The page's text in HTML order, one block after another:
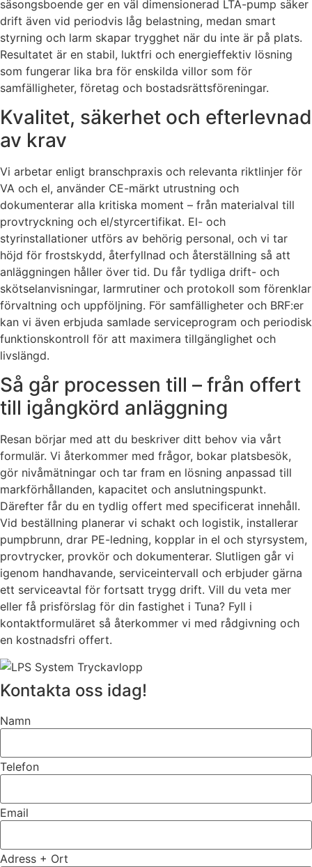
säsongsboende ger en väl dimensionerad LTA-pump säker
drift även vid periodvis låg belastning, medan smart
styrning och larm skapar trygghet när du inte är på plats.
Resultatet är en stabil, luktfri och energieffektiv lösning
som fungerar lika bra för enskilda villor som för
samfälligheter, företag och bostadsrättsföreningar.
Kvalitet, säkerhet och efterlevnad
av krav
Vi arbetar enligt branschpraxis och relevanta riktlinjer för
VA och el, använder CE-märkt utrustning och
dokumenterar alla kritiska moment – från materialval till
provtryckning och el/styrcertifikat. El- och
styrinstallationer utförs av behörig personal, och vi tar
höjd för frostskydd, återfyllnad och återställning så att
anläggningen håller över tid. Du får tydliga drift- och
skötselanvisningar, larmrutiner och protokoll som förenklar
förvaltning och uppföljning. För samfälligheter och BRF:er
kan vi även erbjuda samlade serviceprogram och periodisk
funktionskontroll för att maximera tillgänglighet och
livslängd.
Så går processen till – från offert
till igångkörd anläggning
Resan börjar med att du beskriver ditt behov via vårt
formulär. Vi återkommer med frågor, bokar platsbesök,
gör nivåmätningar och tar fram en lösning anpassad till
markförhållanden, kapacitet och anslutningspunkt.
Därefter får du en tydlig offert med specificerat innehåll.
Vid beställning planerar vi schakt och logistik, installerar
pumpbrunn, drar PE-ledning, kopplar in el och styrsystem,
provtrycker, provkör och dokumenterar. Slutligen går vi
igenom handhavande, serviceintervall och erbjuder gärna
ett serviceavtal för fortsatt trygg drift. Vill du veta mer
eller få prisförslag för din fastighet i Tuna? Fyll i
kontaktformuläret så återkommer vi med rådgivning och
en kostnadsfri offert.
Kontakta oss idag!
Namn
Telefon
Email
Adress + Ort